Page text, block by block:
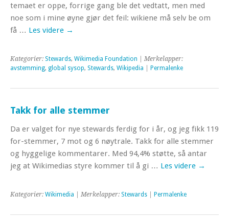
temaet er oppe, forrige gang ble det vedtatt, men med
noe som i mine øyne gjør det feil: wikiene må selv be om
få … Les videre →
Kategorier: Stewards, Wikimedia Foundation | Merkelapper:
avstemming, global sysop, Stewards, Wikipedia Permalenke
Takk for alle stemmer
Da er valget for nye stewards ferdig for i år, og jeg fikk 119
for-stemmer, 7 mot og 6 nøytrale. Takk for alle stemmer
og hyggelige kommentarer. Med 94,4% støtte, så antar
jeg at Wikimedias styre kommer til å gi … Les videre →
Kategorier: Wikimedia | Merkelapper: Stewards Permalenke